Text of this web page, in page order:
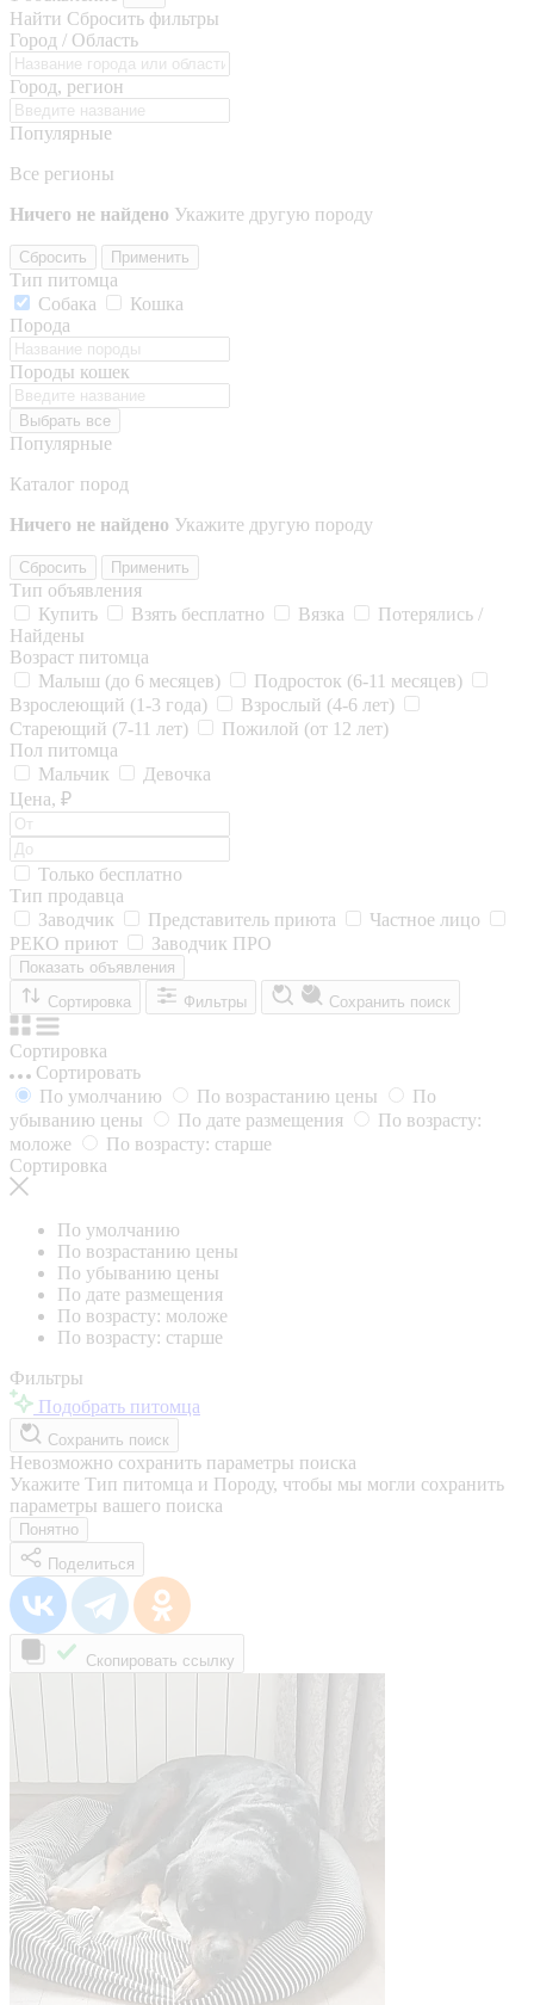
Найти Сбросить фильтры
Город / Область
Город, регион
Популярные
Все регионы
Ничего не найдено Укажите другую породу
Сбросить Применить
Тип питомца
Собака
Кошка
Порода
Породы кошек
Выбрать все
Популярные
Каталог пород
Ничего не найдено Укажите другую породу
Сбросить Применить
Тип объявления
Купить
Взять бесплатно Вязка
Потерялись /
Найдены
Возраст питомца
Малыш (до 6 месяцев)
Подросток (6-11 месяцев)
Взрослеющий (1-3 года)
Взрослый (4-6 лет)
Стареющий (7-11 лет)
Пожилой (от 12 лет)
Пол питомца
Мальчик
Девочка
Цена, ₽
Только бесплатно
Тип продавца
Заводчик
Представитель приюта
Частное лицо
РЕКО приют
Заводчик ПРО
Показать объявления
Сортировка
Фильтры Сохранить поиск
Сортировка
Сортировать
По умолчанию
По возрастанию цены
По
убыванию цены
По дате размещения
По возрасту:
моложе
По возрасту: старше
Сортировка
По умолчанию
По возрастанию цены
По убыванию цены
По дате размещения
По возрасту: моложе
По возрасту: старше
Фильтры
Подобрать питомца
Сохранить поиск
Невозможно сохранить параметры поиска
Укажите Тип питомца и Породу, чтобы мы могли сохранить
параметры вашего поиска
Понятно
Поделиться
Скопировать ссылку